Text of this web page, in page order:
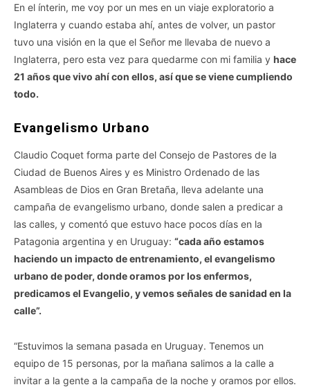
En el ínterin, me voy por un mes en un viaje exploratorio a
Inglaterra y cuando estaba ahí, antes de volver, un pastor
tuvo una visión en la que el Señor me llevaba de nuevo a
Inglaterra, pero esta vez para quedarme con mi familia y hace
21 años que vivo ahí con ellos, así que se viene cumpliendo
todo.
Evangelismo Urbano
Claudio Coquet forma parte del Consejo de Pastores de la
Ciudad de Buenos Aires y es Ministro Ordenado de las
Asambleas de Dios en Gran Bretaña, lleva adelante una
campaña de evangelismo urbano, donde salen a predicar a
las calles, y comentó que estuvo hace pocos días en la
Patagonia argentina y en Uruguay: “cada año estamos
haciendo un impacto de entrenamiento, el evangelismo
urbano de poder, donde oramos por los enfermos,
predicamos el Evangelio, y vemos señales de sanidad en la
calle”.
“Estuvimos la semana pasada en Uruguay. Tenemos un
equipo de 15 personas, por la mañana salimos a la calle a
invitar a la gente a la campaña de la noche y oramos por ellos.